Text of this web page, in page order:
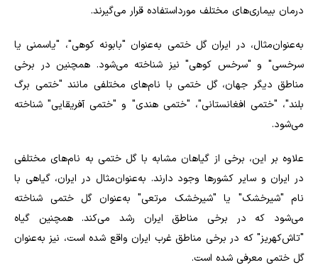
درمان بیماری‌های مختلف مورداستفاده قرار می‌گیرند.
به‌عنوان‌مثال، در ایران گل ختمی به‌عنوان "بابونه کوهی"، "یاسمنی یا
سرخسی" و "سرخس کوهی" نیز شناخته می‌شود. همچنین در برخی
مناطق دیگر جهان، گل ختمی با نام‌های مختلفی مانند "ختمی برگ
بلند"، "ختمی افغانستانی"، "ختمی هندی" و "ختمی آفریقایی" شناخته
می‌شود.
علاوه بر این، برخی از گیاهان مشابه با گل ختمی به نام‌های مختلفی
در ایران و سایر کشورها وجود دارند. به‌عنوان‌مثال در ایران، گیاهی با
نام "شیرخشک" یا "شیرخشک مرتعی" به‌عنوان گل ختمی شناخته
می‌شود که در برخی مناطق ایران رشد می‌کند. همچنین گیاه
"تاش‌کهریز" که در برخی مناطق غرب ایران واقع شده است، نیز به‌عنوان
گل ختمی معرفی شده است.